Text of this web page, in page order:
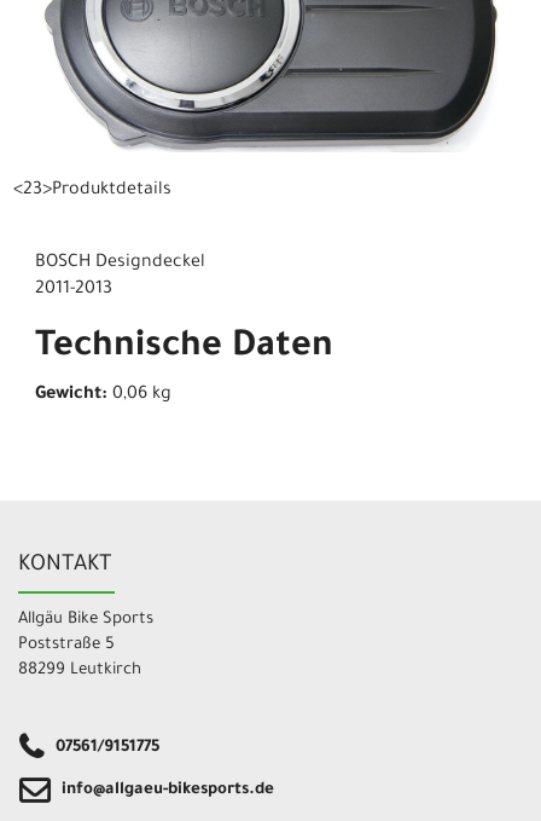
<23>Produktdetails
BOSCH Designdeckel
2011-2013
Technische Daten
Gewicht: 0,06 kg
KONTAKT
Allgäu Bike Sports
Poststraße 5
88299 Leutkirch
07561/9151775
info@allgaeu-bikesports.de